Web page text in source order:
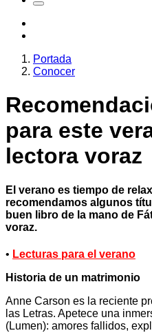
Portada
Conocer
para este
lectora voraz
El verano es tiempo de
recomendamos algunos
buen libro de la mano de
voraz.
• Lecturas para el verano
Historia de un matrimonio
Anne Carson es la reciente
las Letras. Apetece una
(Lumen): amores fallidos,